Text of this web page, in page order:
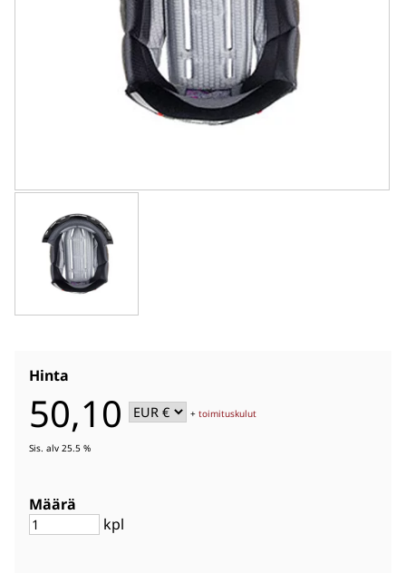
Hinta
50,10 +toimituskulut
Sis. alv 25.5 %
Määrä
kpl